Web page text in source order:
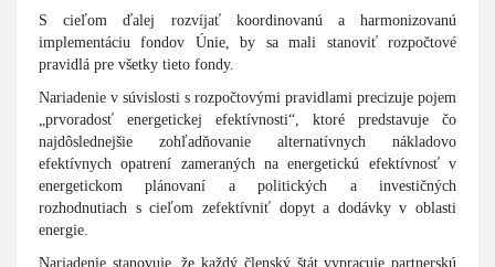
S cieľom ďalej rozvíjať koordinovanú a harmonizovanú
implementáciu fondov Únie, by sa mali stanoviť rozpočtové
pravidlá pre všetky tieto fondy.
Nariadenie v súvislosti s rozpočtovými pravidlami precizuje pojem
„prvoradosť energetickej efektívnosti“, ktoré predstavuje čo
najdôslednejšie zohľadňovanie alternatívnych nákladovo
efektívnych opatrení zameraných na energetickú efektívnosť v
energetickom plánovaní a politických a investičných
rozhodnutiach s cieľom zefektívniť dopyt a dodávky v oblasti
energie.
Nariadenie stanovuje, že každý členský štát vypracuje partnerskú